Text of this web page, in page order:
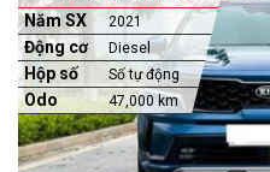
Năm SX 2021
Động cơ Diesel
Hộp số Số tự động
Odo 47,000 km